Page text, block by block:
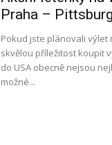
Praha –
Pokud jste plánovali výlet
skvělou příležitost koupit
do USA obecně nejsou
možné...